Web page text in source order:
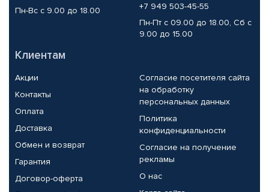
Пн-Вс с 9.00 до 18.00
+7 949 503-45-55
Пн-Пт с 09.00 до 18.00, Сб с
9.00 до 15.00
Клиентам
Акции
Контакты
Оплата
Доставка
Обмен и возврат
Гарантия
Договор-оферта
Согласие посетителя сайта
на обработку
персональных данных
Политика
конфиденциальности
Согласие на получение
рекламы
О нас